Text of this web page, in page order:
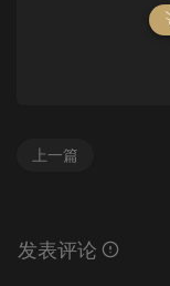
上一篇
发表评论